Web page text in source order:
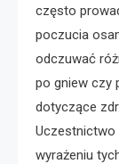
często
poczucia
odczuwać
po gniew czy
dotyczące
Uczestnictwo
wyrażeniu